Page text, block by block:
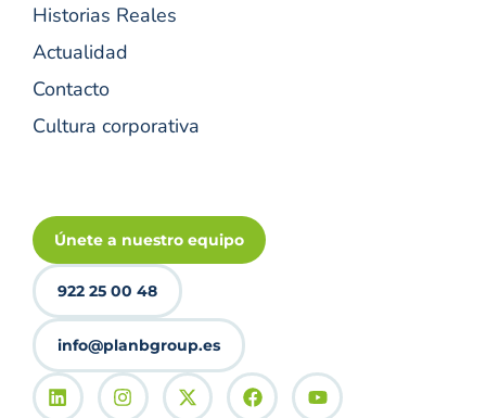
Historias Reales
Actualidad
Contacto
Cultura corporativa
Únete a nuestro equipo
922 25 00 48
info@planbgroup.es